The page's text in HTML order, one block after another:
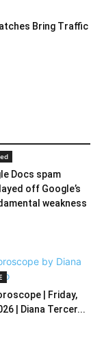
Bring Traffic
Docs spam
off Google’s
weakness
| Friday,
| Diana Tercer...